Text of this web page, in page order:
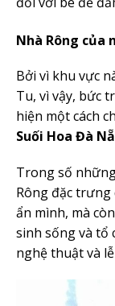
Nhà Rông của
Bởi vì khu vực
Tu, vì vậy, bức
hiện một cách
Suối Hoa Đà
Trong số
Rông đặc trưng
ẩn mình, mà
sinh sống và tổ
nghệ thuật và